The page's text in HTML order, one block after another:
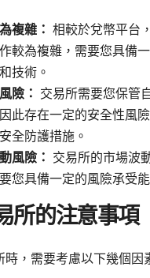
複雜： 相較於兌幣平台
較為複雜，需要您具備
技術。
險：
交易所需要您保管
此存在一定的安全性風
全防護措施。
風險：
交易所的市場波
您具備一定的風險承受能
所的注意事項
時，需要考慮以下幾個因